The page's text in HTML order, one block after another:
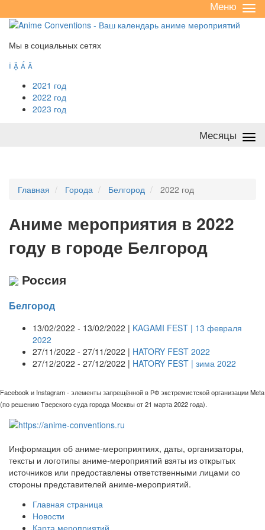
/
Меню
Мы в социальных сетях
   
2021 год
2022 год
2023 год
Месяцы
Главная Города Белгород 2022 год
Аниме мероприятия в 2022
году в городе Белгород
Россия
Белгород
13/02/2022 - 13/02/2022 | KAGAMI FEST | 13 февраля
2022
27/11/2022 - 27/11/2022 | HATORY FEST 2022
27/12/2022 - 27/12/2022 | HATORY FEST | зима 2022
Facebook и Instagram - элементы запрещённой в РФ экстремистской организации Meta
(по решению Тверского суда города Москвы от 21 марта 2022 года).
Информация об аниме-мероприятиях, даты, организаторы,
тексты и логотипы аниме-мероприятий взяты из открытых
источников или предоставлены ответственными лицами со
стороны представителей аниме-мероприятий.
Главная страница
Новости